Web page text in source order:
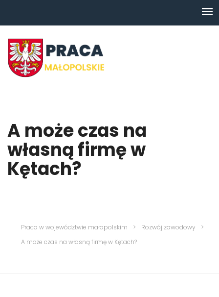
A może czas na
własną firmę w
Kętach?
Praca w województwie małopolskim > Rozwój zawodowy
>
A może czas na własną firmę w Kętach?